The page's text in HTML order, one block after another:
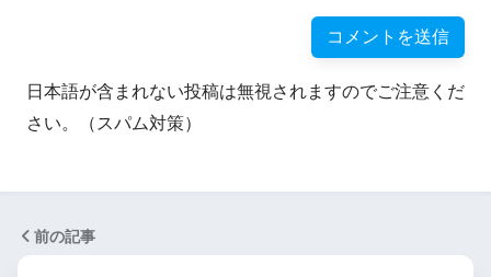
日本語が含まれない投稿は無視されますのでご注意くだ
さい。（スパム対策）
前の記事